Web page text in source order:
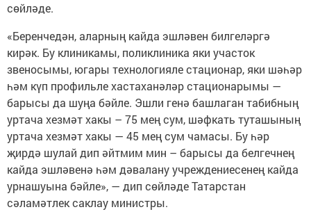
сөйләде.
«Беренчедән, аларның кайда эшләвен билгеләргә
кирәк. Бу клиникамы, поликлиника яки участок
звеносымы, югары технологияле стационар, яки шәһәр
һәм күп профильле хастаханәләр стационарымы —
барысы да шуңа бәйле. Эшли генә башлаган табибның
уртача хезмәт хакы – 75 мең сум, шәфкать туташының
уртача хезмәт хакы — 45 мең сум чамасы. Бу һәр
җирдә шулай дип әйтмим мин – барысы да белгечнең
кайда эшләвенә һәм дәвалану учреждениесенең кайда
урнашуына бәйле», — дип сөйләде Татарстан
сәламәтлек саклау министры.